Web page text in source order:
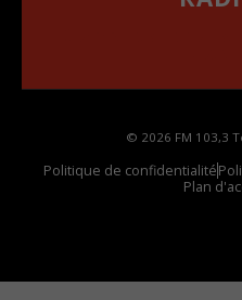
© 2026 FM 103,3
Politique de confidentialité
Plan